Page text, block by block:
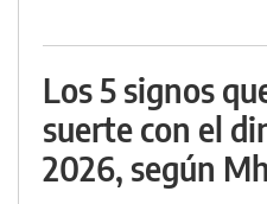
Los 5 signos
suerte con el
2026, según